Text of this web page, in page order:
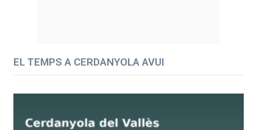
EL TEMPS A CERDANYOLA AVUI